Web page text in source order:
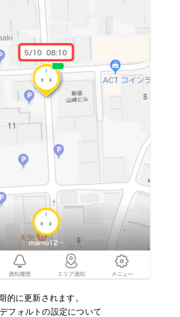
的に更新されます。
フォルトの設定について